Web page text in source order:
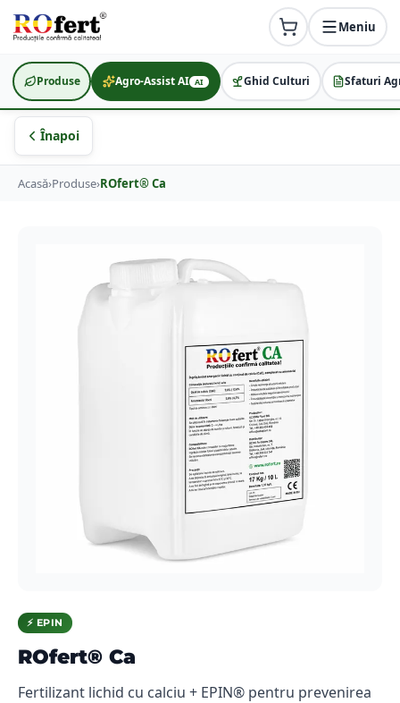
Meniu
Produse Agro-Assist AI AI Ghid Culturi Sfaturi
Înapoi
Acasă›Produse›ROfert® Ca
⚡ EPIN
ROfert® Ca
Fertilizant lichid cu calciu + EPIN® pentru prevenirea